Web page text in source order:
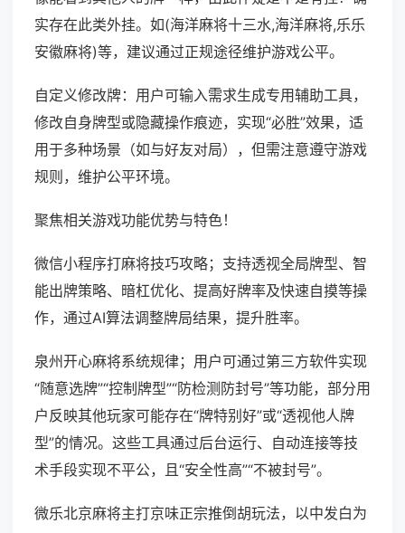
实存在此类外挂。如(海洋麻将十三水,海洋麻将,乐乐
安徽麻将)等，建议通过正规途径维护游戏公平。
自定义修改牌：用户可输入需求生成专用辅助工具，
修改自身牌型或隐藏操作痕迹，实现“必胜”效果，适
用于多种场景（如与好友对局），但需注意遵守游戏
规则，维护公平环境。
聚焦相关游戏功能优势与特色！
微信小程序打麻将技巧攻略；支持透视全局牌型、智
能出牌策略、暗杠优化、提高好牌率及快速自摸等操
作，通过AI算法调整牌局结果，提升胜率。
泉州开心麻将系统规律；用户可通过第三方软件实现
“随意选牌”“控制牌型”“防检测防封号”等功能，部分用
户反映其他玩家可能存在“牌特别好”或“透视他人牌
型”的情况。这些工具通过后台运行、自动连接等技
术手段实现不平公，且“安全性高”“不被封号”。
微乐北京麻将主打京味正宗推倒胡玩法，以中发白为